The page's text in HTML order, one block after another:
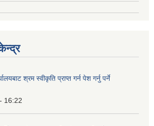
श्रम स्वीकृति प्राप्त गर्न पेश गर्नु पर्ने
16:22